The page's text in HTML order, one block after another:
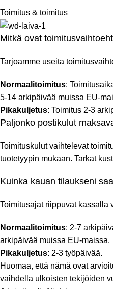
Toimitus & toimitus
Mitkä ovat
Tarjoamme useita
Normaalitoimitus:
5-14 arkipäivää muissa EU-
Pikakuljetus: Toimitus 2-3
Paljonko postikulut
Toimituskulut vaihtelevat
tuotetyypin mukaan. Tarkat
Kuinka kauan tilaukseni
Toimitusajat riippuvat kassalla
Normaalitoimitus: 2-7
arkipäivää muissa EU-maissa.
Pikakuljetus: 2-3 työpäivää.
Huomaa, että nämä ovat
vaihdella ulkoisten tekijöiden